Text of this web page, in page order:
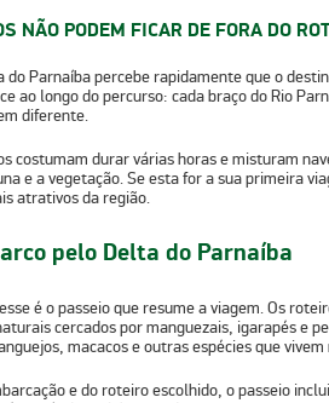
NÃO PODEM FICAR DE FORA DO
do Parnaíba percebe rapidamente que o
ao longo do percurso: cada braço do Rio
diferente.
costumam durar várias horas e misturam
e a vegetação. Se esta for a sua primeira
atrativos da região.
pelo Delta do Parnaíba
é o passeio que resume a viagem. Os
cercados pormanguezais, igarapés e
macacos e outras espécies que vivem
e do roteiro escolhido, o passeio